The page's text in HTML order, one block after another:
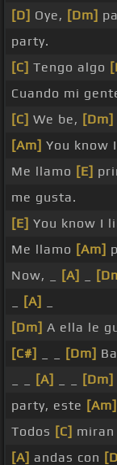
[D] Oye, [Dm]
party.
[C] Tengo algo
Cuando mi
[C] We be, [Dm]
[Am] You know
Me llamo [E]
me gusta.
[E] You know I
Me llamo [Am]
Now, _
[A]
[A]
[Dm] A ella le
[C#]
[Dm]
[A] [Dm]
party, este [Am]
Todos [C] miran
[A] andas con